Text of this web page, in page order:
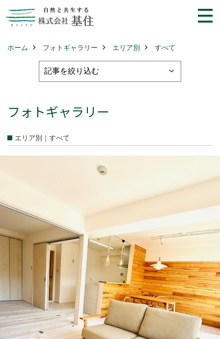
ホーム フォトギャラリー エリア別 すべて
フォトギャラリー
エリア別｜すべて